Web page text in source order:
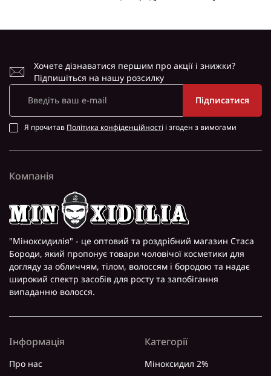
Хочете дізнаватися першим про акції і знижки?
Підпишіться на нашу розсилку
Підписатися
Я прочитав Політика конфіденційності і згоден з вимогами
Компанія
"Міноксидилія" - це оптовий та роздрібний магазин Стаса
Бороди, який пропонує товари чоловічої косметики для
догляду за обличчям, тілом, волоссям і бородою та надає
широкий спектр засобів для росту та запобігання
випаданню волосся.
Інформація
Про нас
Категорії
Міноксидил 2%